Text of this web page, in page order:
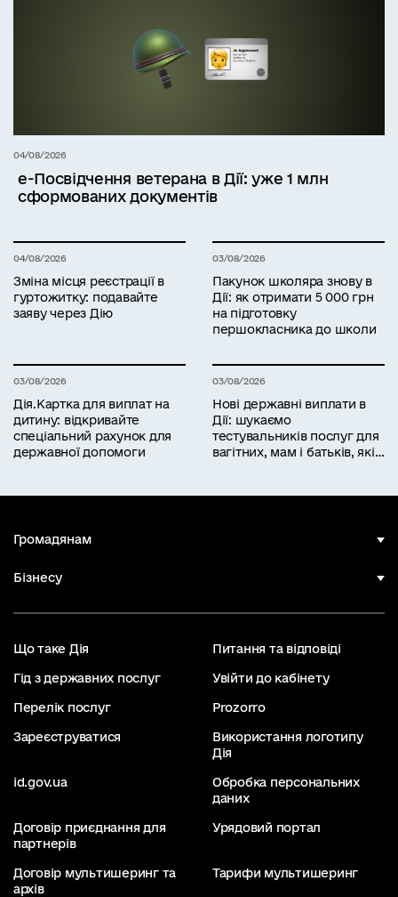
04/08/2026
е-Посвідчення ветерана в Дії: уже 1 млн
сформованих документів
04/08/2026
Зміна місця реєстрації в
гуртожитку: подавайте
заяву через Дію
03/08/2026
Пакунок школяра знову в
Дії: як отримати 5 000 грн
на підготовку
першокласника до школи
03/08/2026
Дія.Картка для виплат на
дитину: відкривайте
спеціальний рахунок для
державної допомоги
03/08/2026
Нові державні виплати в
Дії: шукаємо
тестувальників послуг для
вагітних, мам і батьків, які
Громадянам
Бізнесу
Що таке Дія Питання та відповіді
Гід з державних послуг Увійти до кабінету
Перелік послуг Prozorro
Зареєструватися
Використання логотипу
Дія
id.gov.ua
Обробка персональних
даних
Договір приєднання для
партнерів
Урядовий портал
Договір мультишеринг та
архів
Тарифи мультишеринг